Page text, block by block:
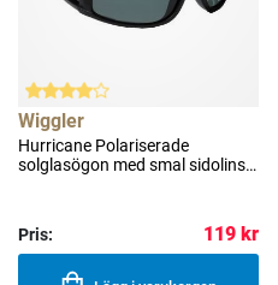
Wiggler
Hurricane Polariserade
solglasögon med smal sidolins
Pris: 119 kr